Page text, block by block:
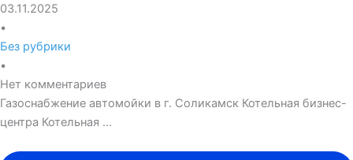
03.11.2025
•
Без рубрики
•
Нет комментариев
Газоснабжение автомойки в г. Соликамск Котельная бизнес-
центра Котельная …